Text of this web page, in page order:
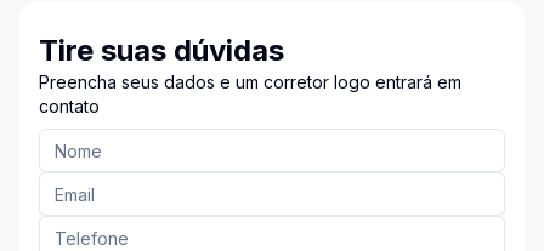
Tire suas dúvidas
Preencha seus dados e um corretor logo entrará em
contato